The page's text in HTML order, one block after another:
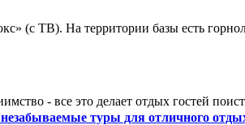
(с ТВ). На территории базы есть
- все это делает отдых гостей
туры для отличного